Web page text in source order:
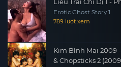
Liêu Trai Chí Dị 1 -
Erotic Ghost Story 1
789 lượt xem
Kim Bình Mai 2009
& Chopsticks 2